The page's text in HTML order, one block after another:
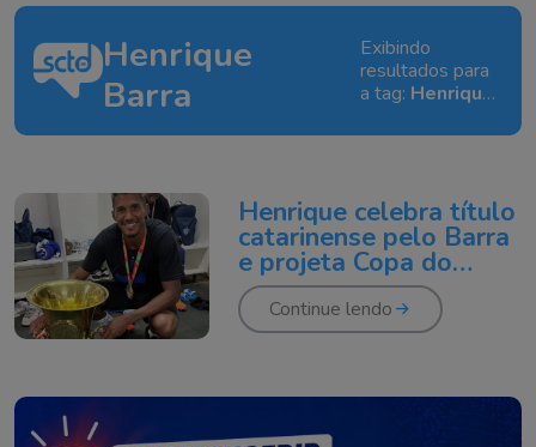
Henrique
Barra
Exibindo
resultados para
a tag: Henrique
Henrique celebra título
catarinense pelo Barra
e projeta Copa do
Brasil
Continue lendo